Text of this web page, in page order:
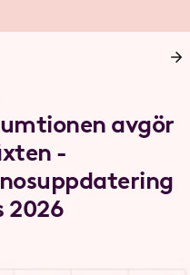
avgör
-
2026